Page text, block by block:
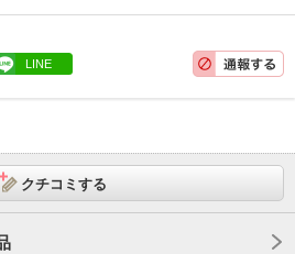
LINE
クチコミする